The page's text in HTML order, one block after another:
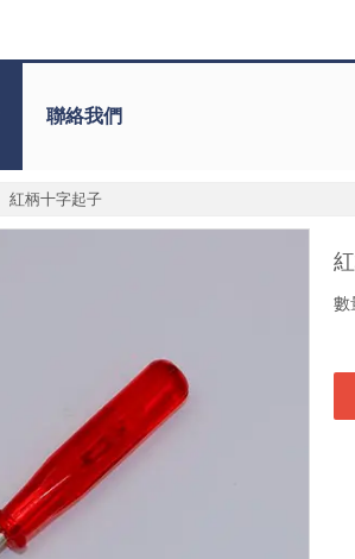
聯絡我們
紅柄十字起子
數